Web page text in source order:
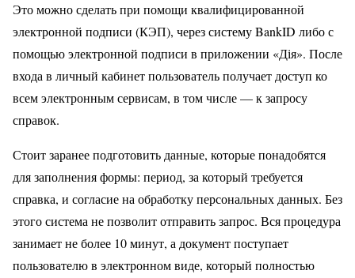
Это можно сделать при помощи квалифицированной
электронной подписи (КЭП), через систему BankID либо с
помощью электронной подписи в приложении «Дія». После
входа в личный кабинет пользователь получает доступ ко
всем электронным сервисам, в том числе — к запросу
справок.
Стоит заранее подготовить данные, которые понадобятся
для заполнения формы: период, за который требуется
справка, и согласие на обработку персональных данных. Без
этого система не позволит отправить запрос. Вся процедура
занимает не более 10 минут, а документ поступает
пользователю в электронном виде, который полностью